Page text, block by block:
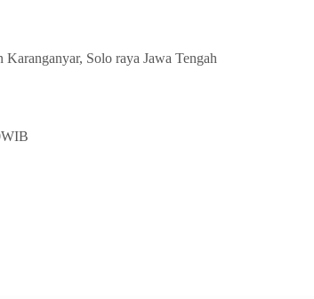
Solo raya Jawa Tengah